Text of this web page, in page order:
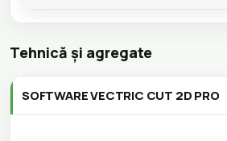
Tehnică și agregate
SOFTWARE VECTRIC CUT 2D PRO